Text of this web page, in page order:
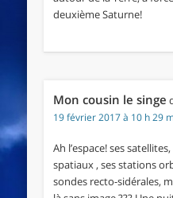
deuxième Saturne!
Mon cousin le singe
19 février 2017 à 10 h 29
Ah l’espace! ses
spatiaux , ses stations
sondes recto-sidérales,